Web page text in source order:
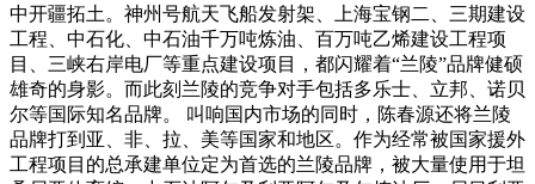
中开疆拓土。神州号航天飞船发射架、上海宝钢二、三期建设
工程、中石化、中石油千万吨炼油、百万吨乙烯建设工程项
目、三峡右岸电厂等重点建设项目，都闪耀着“兰陵”品牌健硕
雄奇的身影。而此刻兰陵的竞争对手包括多乐士、立邦、诺贝
尔等国际知名品牌。 叫响国内市场的同时，陈春源还将兰陵
品牌打到亚、非、拉、美等国家和地区。作为经常被国家援外
工程项目的总承建单位定为首选的兰陵品牌，被大量使用于坦